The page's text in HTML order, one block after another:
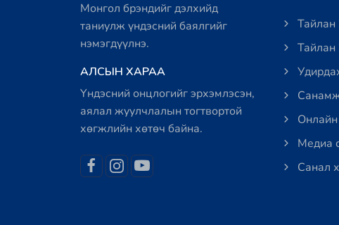
Монгол брэндийг дэлхийд
таниулж үндэсний баялгийг
нэмэгдүүлнэ.
АЛСЫН ХАРАА
Үндэсний онцлогийг эрхэмлэсэн,
аялал жуулчлалын тогтвортой
хөгжлийн хөтөч байна.
Онлайн
Медиа
Санал